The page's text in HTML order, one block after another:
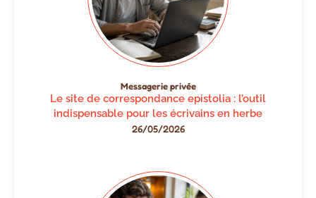
Messagerie privée
Le site de correspondance epistolia : l’outil
indispensable pour les écrivains en herbe
26/05/2026